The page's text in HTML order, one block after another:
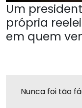
Um
própria
em quem
Nunca foi tão